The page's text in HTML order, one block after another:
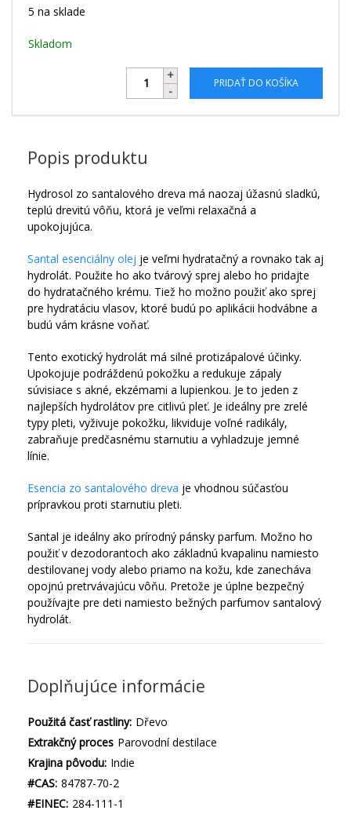
5 na sklade
Skladom
PRIDAŤ DO KOŠÍKA
Popis produktu
Hydrosol zo santalového dreva má naozaj úžasnú sladkú,
teplú drevitú vôňu, ktorá je veľmi relaxačná a
upokojujúca.
Santal esenciálny olej je veľmi hydratačný a rovnako tak aj
hydrolát. Použite ho ako tvárový sprej alebo ho pridajte
do hydratačného krému. Tiež ho možno použiť ako sprej
pre hydratáciu vlasov, ktoré budú po aplikácii hodvábne a
budú vám krásne voňať.
Tento exotický hydrolát má silné protizápalové účinky.
Upokojuje podráždenú pokožku a redukuje zápaly
súvisiace s akné, ekzémami a lupienkou. Je to jeden z
najlepších hydrolátov pre citlivú pleť. Je ideálny pre zrelé
typy pleti, vyživuje pokožku, likviduje voľné radikály,
zabraňuje predčasnému starnutiu a vyhladzuje jemné
línie.
Esencia zo santalového dreva je vhodnou súčasťou
prípravkou proti starnutiu pleti.
Santal je ideálny ako prírodný pánsky parfum. Možno ho
použiť v dezodorantoch ako základnú kvapalinu namiesto
destilovanej vody alebo priamo na kožu, kde zanecháva
opojnú pretrvávajúcu vôňu. Pretože je úplne bezpečný
používajte pre deti namiesto bežných parfumov santalový
hydrolát.
Doplňujúce informácie
Použitá časť rastliny: Dřevo
Extrakčný proces Parovodní destilace
Krajina pôvodu: Indie
#CAS: 84787-70-2
#EINEC: 284-111-1